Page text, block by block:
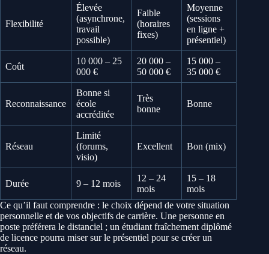
Flexibilité
Élevée
(asynchrone,
travail
possible)
Faible
(horaires
fixes)
Moyenne
(sessions
en ligne +
présentiel)
Coût
10 000 – 25
000 €
20 000 –
50 000 €
15 000 –
35 000 €
Reconnaissance
Bonne si
école
accréditée
Très
bonne
Bonne
Réseau
Limité
(forums,
visio)
Excellent Bon (mix)
Durée 9 – 12 mois
12 – 24
mois
15 – 18
mois
Ce qu’il faut comprendre : le choix dépend de votre situation
personnelle et de vos objectifs de carrière. Une personne en
poste préférera le distanciel ; un étudiant fraîchement diplômé
de licence pourra miser sur le présentiel pour se créer un
réseau.